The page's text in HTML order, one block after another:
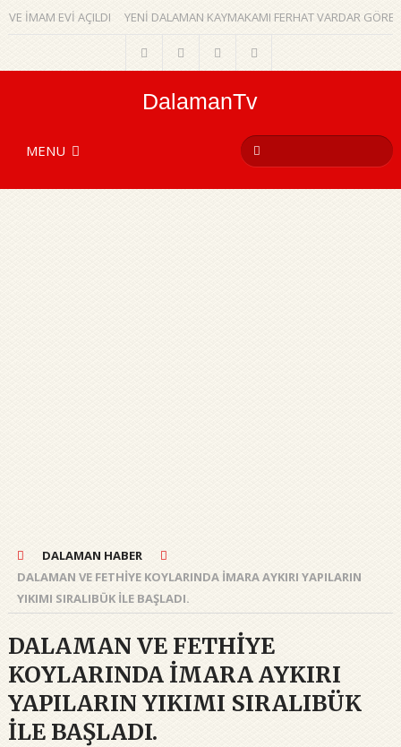
İMAM EVİ AÇILDI YENİ DALAMAN KAYMAKAMI FERHAT VARDAR
DalamanTv
MENU
DALAMAN HABER
DALAMAN VE FETHİYE KOYLARINDA İMARA AYKIRI YAPILARIN
YIKIMI SIRALIBÜK İLE BAŞLADI.
DALAMAN VE FETHİYE
KOYLARINDA İMARA AYKIRI
YAPILARIN YIKIMI SIRALIBÜK
İLE BAŞLADI.